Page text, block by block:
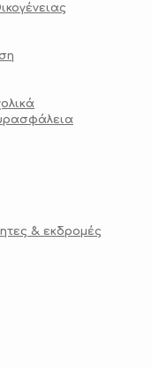
& εκδρομές